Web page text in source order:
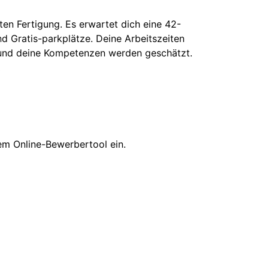
Fertigung. Es erwartet dich eine 42-
Gratis-parkplätze. Deine Arbeitszeiten
deine Kompetenzen werden geschätzt.
Online-Bewerbertool ein.